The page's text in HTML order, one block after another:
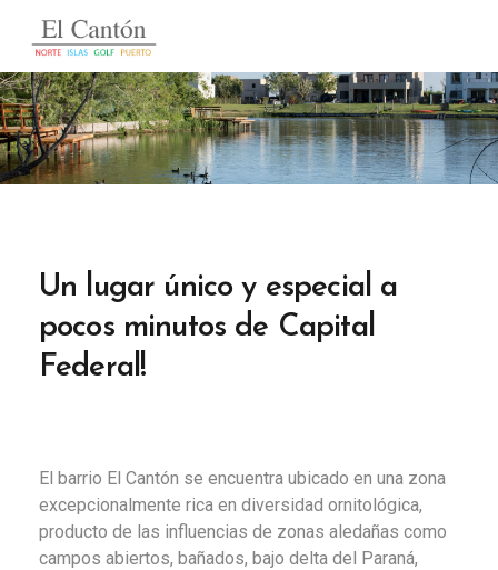
Un lugar único y especial a
pocos minutos de Capital
Federal!
El barrio El Cantón se encuentra ubicado en una zona
excepcionalmente rica en diversidad ornitológica,
producto de las influencias de zonas aledañas como
campos abiertos, bañados, bajo delta del Paraná,